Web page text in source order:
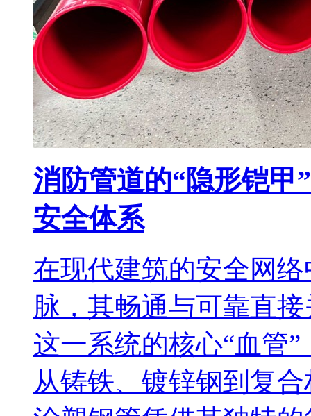
消防管道的“隐形铠甲
安全体系
在现代建筑的安全网
脉，其畅通与可靠直
这一系统的核心“血管
从铸铁、镀锌钢到复